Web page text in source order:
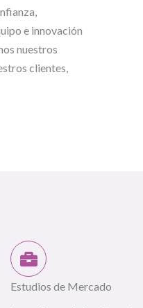
e innovación
nuestros
clientes,
Estudios de Mercado